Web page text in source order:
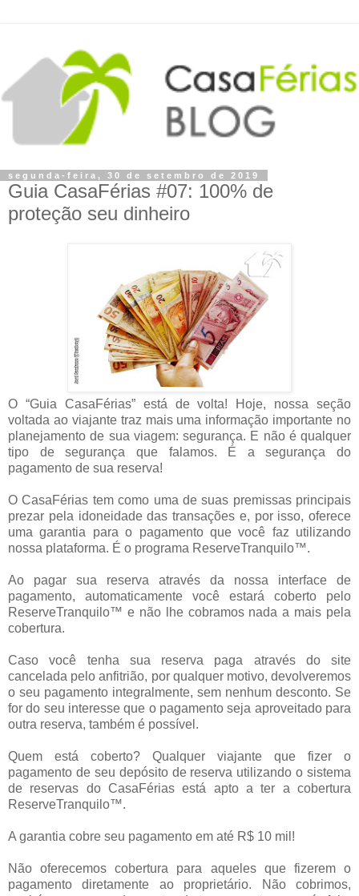
segunda-feira, 30 de setembro de 2019
Guia CasaFérias #07: 100% de
proteção seu dinheiro
O “Guia CasaFérias” está de volta! Hoje, nossa seção
voltada ao viajante traz mais uma informação importante no
planejamento de sua viagem: segurança. E não é qualquer
tipo de segurança que falamos. É a segurança do
pagamento de sua reserva!
O CasaFérias tem como uma de suas premissas principais
prezar pela idoneidade das transações e, por isso, oferece
uma garantia para o pagamento que você faz utilizando
nossa plataforma. É o programa ReserveTranquilo™.
Ao pagar sua reserva através da nossa interface de
pagamento, automaticamente você estará coberto pelo
ReserveTranquilo™ e não lhe cobramos nada a mais pela
cobertura.
Caso você tenha sua reserva paga através do site
cancelada pelo anfitrião, por qualquer motivo, devolveremos
o seu pagamento integralmente, sem nenhum desconto. Se
for do seu interesse que o pagamento seja aproveitado para
outra reserva, também é possível.
Quem está coberto? Qualquer viajante que fizer o
pagamento de seu depósito de reserva utilizando o sistema
de reservas do CasaFérias está apto a ter a cobertura
ReserveTranquilo™.
A garantia cobre seu pagamento em até R$ 10 mil!
Não oferecemos cobertura para aqueles que fizerem o
pagamento diretamente ao proprietário. Não cobrimos,